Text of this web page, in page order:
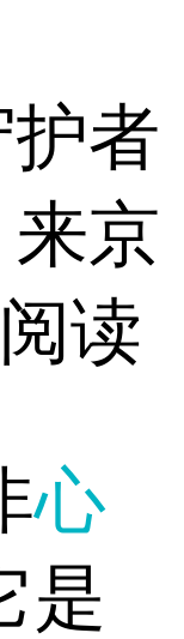
者
京
读
心
是